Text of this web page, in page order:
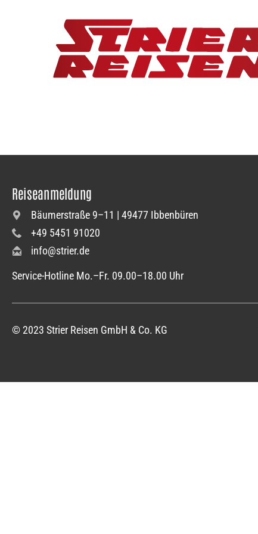
Reiseanmeldung
Bäumerstraße 9–11 | 49477 Ibbenbüren
+49 5451 91020
info@strier.de
Service-Hotline Mo.–Fr. 09.00–18.00 Uhr
© 2023 Strier Reisen GmbH & Co. KG